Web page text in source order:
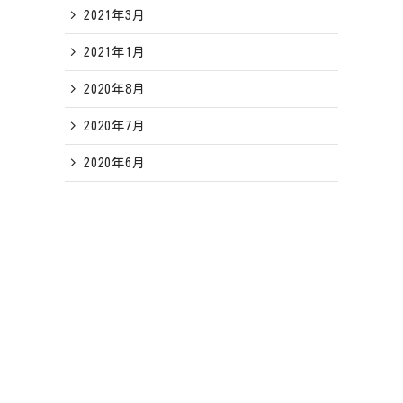
2021年3月
2021年1月
2020年8月
2020年7月
2020年6月